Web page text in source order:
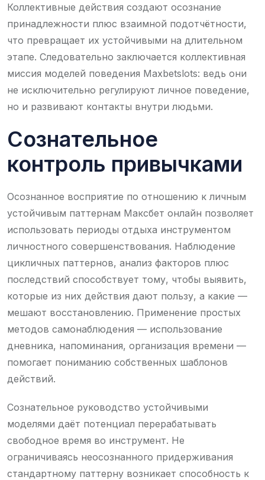
Коллективные действия создают осознание
принадлежности плюс взаимной подотчётности,
что превращает их устойчивыми на длительном
этапе. Следовательно заключается коллективная
миссия моделей поведения Maxbetslots: ведь они
не исключительно регулируют личное поведение,
но и развивают контакты внутри людьми.
Сознательное
контроль привычками
Осознанное восприятие по отношению к личным
устойчивым паттернам Максбет онлайн позволяет
использовать периоды отдыха инструментом
личностного совершенствования. Наблюдение
цикличных паттернов, анализ факторов плюс
последствий способствует тому, чтобы выявить,
которые из них действия дают пользу, а какие —
мешают восстановлению. Применение простых
методов самонаблюдения — использование
дневника, напоминания, организация времени —
помогает пониманию собственных шаблонов
действий.
Сознательное руководство устойчивыми
моделями даёт потенциал перерабатывать
свободное время во инструмент. Не
ограничиваясь неосознанного придерживания
стандартному паттерну возникает способность к